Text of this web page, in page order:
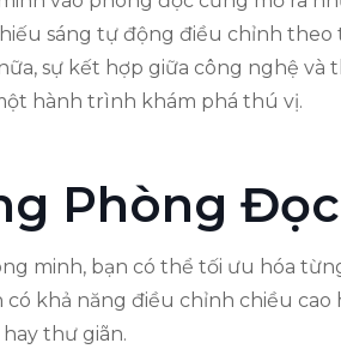
sáng tự động điều chỉnh
sự kết hợp giữa công nghệ
hành trình khám phá thú vị.
Phòng
minh, bạn có thể tối ưu hóa
khả năng điều chỉnh chiều
thư giãn.